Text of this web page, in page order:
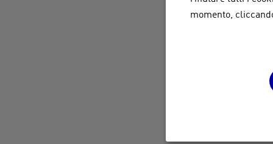
momento,
specializzate e
Una volta fatto ciò,
che può procedere